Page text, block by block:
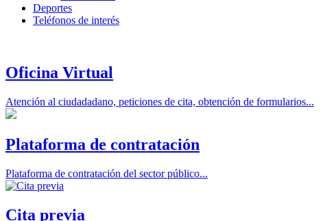
Deportes
Teléfonos de interés
Oficina Virtual
Atención al ciudadadano, peticiones de cita, obtención de formularios...
Plataforma de contratación
Plataforma de contratación del sector público...
Cita previa